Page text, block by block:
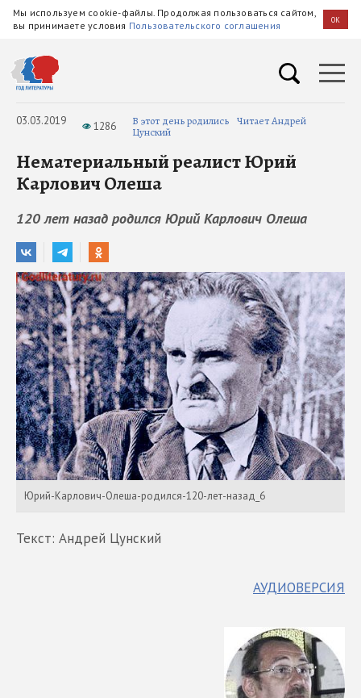
Мы используем cookie-файлы. Продолжая пользоваться сайтом,
вы принимаете условия Пользовательского соглашения OK
03.03.2019 1286 В этот день родились Читает Андрей
Цунский
Нематериальный реалист Юрий
Карлович Олеша
120 лет назад родился Юрий Карлович Олеша
Юрий-Карлович-Олеша-родился-120-лет-назад_6
Текст: Андрей Цунский
АУДИОВЕРСИЯ